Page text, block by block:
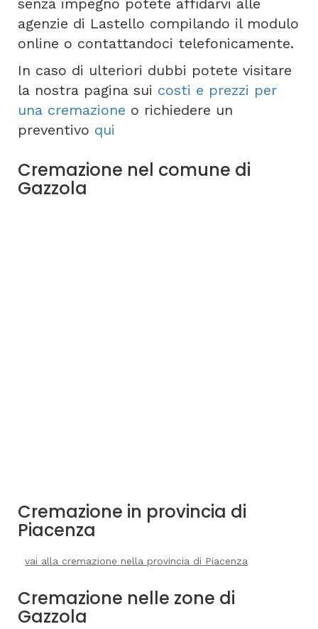
senza impegno potete affidarvi alle
agenzie di Lastello compilando il modulo
online o contattandoci telefonicamente.
In caso di ulteriori dubbi potete visitare
la nostra pagina sui costi e prezzi per
una cremazione o richiedere un
preventivo qui
Cremazione nel comune di
Gazzola
Cremazione in provincia di
Piacenza
vai alla cremazione nella provincia di Piacenza
Cremazione nelle zone di
Gazzola